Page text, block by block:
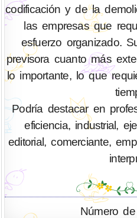
codificación y de la
las empresas que
esfuerzo organizado.
previsora cuanto más
lo importante, lo que
Podría destacar en
eficiencia, industrial,
editorial, comerciante,
Número